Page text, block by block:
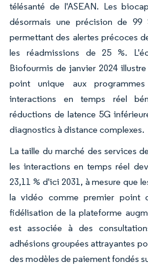
télésanté de l'ASEAN. Les
désormais une précision de 99
permettant des alertes précoces
les réadmissions de 25 %.
Biofourmis de janvier 2024
point unique aux
interactions en temps réel
réductions de latence 5G
diagnostics à distance complexes.
La taille du marché des services
les interactions en temps réel
23,11 % d'ici 2031, à mesure que
la vidéo comme premier point
fidélisation de la plateforme
est associée à des
adhésions groupées attrayantes
des modèles de paiement fondés